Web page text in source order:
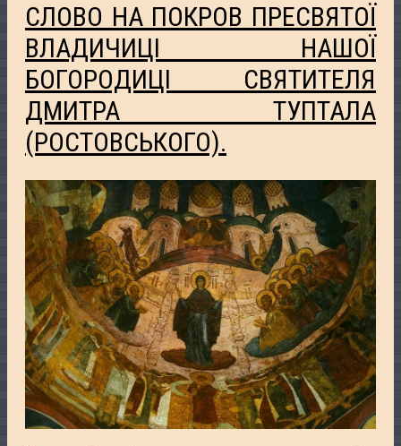
СЛОВО НА ПОКРОВ ПРЕСВЯТОЇ
ВЛАДИЧИЦІ НАШОЇ
БОГОРОДИЦІ СВЯТИТЕЛЯ
ДМИТРА ТУПТАЛА
(РОСТОВСЬКОГО).